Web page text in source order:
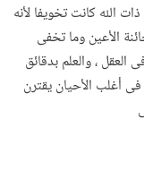
الله كانت تخويفا لأنه
الأعين وما تخفى
، والعلم بدقائق
فى أغلب الأحيان يقترن